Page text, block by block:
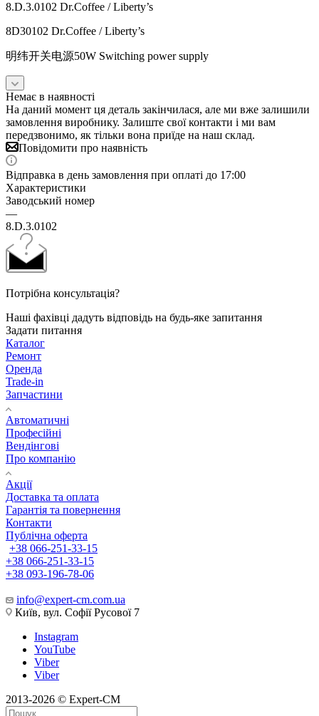
8.D.3.0102 Dr.Coffee / Liberty’s
8D30102 Dr.Coffee / Liberty’s
明纬开关电源50W Switching power supply
Немає в наявності
На даний момент ця деталь закінчилася, але ми вже залишили
замовлення виробнику. Залиште свої контакти і ми вам
передзвонимо, як тільки вона приїде на наш склад.
Повідомити про наявність
Відправка в день замовлення при оплаті до 17:00
Характеристики
Заводський номер
—
8.D.3.0102
Потрібна консультація?
Наші фахівці дадуть відповідь на будь-яке запитання
Задати питання
Каталог
Ремонт
Оренда
Trade-in
Запчастини
Автоматичні
Професійні
Вендінгові
Про компанію
Акції
Доставка та оплата
Гарантія та повернення
Контакти
Публічна оферта
+38 066-251-33-15
+38 066-251-33-15
+38 093-196-78-06
info@expert-cm.com.ua
Київ, вул. Софії Русової 7
Instagram
YouTube
Viber
Viber
2013-2026 © Expert-CM